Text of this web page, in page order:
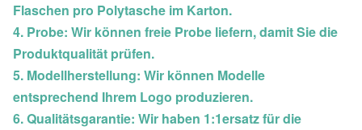
Flaschen pro Polytasche im Karton.
4. Probe: Wir können freie Probe liefern, damit Sie die
Produktqualität prüfen.
5. Modellherstellung: Wir können Modelle
entsprechend Ihrem Logo produzieren.
6. Qualitätsgarantie: Wir haben 1:1ersatz für die